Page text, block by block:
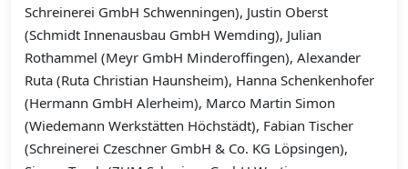
Schreinerei GmbH Schwenningen), Justin Oberst
(Schmidt Innenausbau GmbH Wemding), Julian
Rothammel (Meyr GmbH Minderoffingen), Alexander
Ruta (Ruta Christian Haunsheim), Hanna Schenkenhofer
(Hermann GmbH Alerheim), Marco Martin Simon
(Wiedemann Werkstätten Höchstädt), Fabian Tischer
(Schreinerei Czeschner GmbH & Co. KG Löpsingen),